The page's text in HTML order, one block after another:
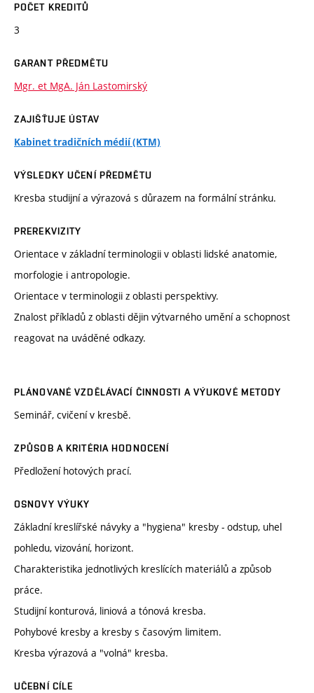
POČET KREDITŮ
3
GARANT PŘEDMĚTU
Mgr. et MgA. Ján Lastomirský
ZAJIŠŤUJE ÚSTAV
Kabinet tradičních médií (KTM)
VÝSLEDKY UČENÍ PŘEDMĚTU
Kresba studijní a výrazová s důrazem na formální stránku.
PREREKVIZITY
Orientace v základní terminologii v oblasti lidské anatomie,
morfologie i antropologie.
Orientace v terminologii z oblasti perspektivy.
Znalost příkladů z oblasti dějin výtvarného umění a schopnost
reagovat na uváděné odkazy.
PLÁNOVANÉ VZDĚLÁVACÍ ČINNOSTI A VÝUKOVÉ METODY
Seminář, cvičení v kresbě.
ZPŮSOB A KRITÉRIA HODNOCENÍ
Předložení hotových prací.
OSNOVY VÝUKY
Základní kreslířské návyky a "hygiena" kresby - odstup, uhel
pohledu, vizování, horizont.
Charakteristika jednotlivých kreslících materiálů a způsob
práce.
Studijní konturová, liniová a tónová kresba.
Pohybové kresby a kresby s časovým limitem.
Kresba výrazová a "volná" kresba.
UČEBNÍ CÍLE